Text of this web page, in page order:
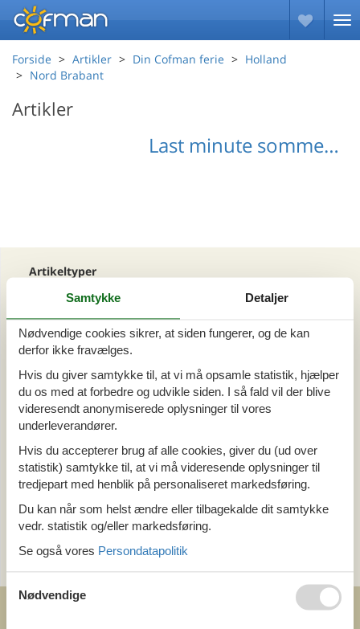
Forside Artikler Din Cofman ferie
Holland
Nord Brabant
Artikler
Last minute sommerhuse Nord Brabant
Artikeltyper
Din Cofman ferie
Område
Alle
Holland
Nord Brabant
Tema
Alle
Last minute
Kategori
Alle
Samtykke Detaljer
Nødvendige cookies sikrer, at siden fungerer, og de kan
derfor ikke fravælges.
Hvis du giver samtykke til, at vi må opsamle statistik, hjælper
du os med at forbedre og udvikle siden. I så fald vil der blive
videresendt anonymiserede oplysninger til vores
underleverandører.
Hvis du accepterer brug af alle cookies, giver du (ud over
statistik) samtykke til, at vi må videresende oplysninger til
tredjepart med henblik på personaliseret markedsføring.
Du kan når som helst ændre eller tilbagekalde dit samtykke
vedr. statistik og/eller markedsføring.
Se også vores Persondatapolitik
Nødvendige